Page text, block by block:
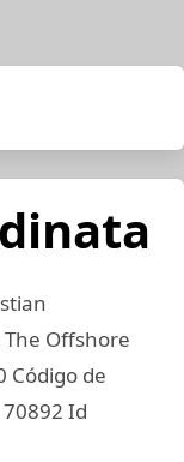
Offshore
Código de
Id